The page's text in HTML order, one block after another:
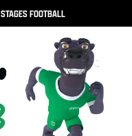
STAGES FOOTBALL